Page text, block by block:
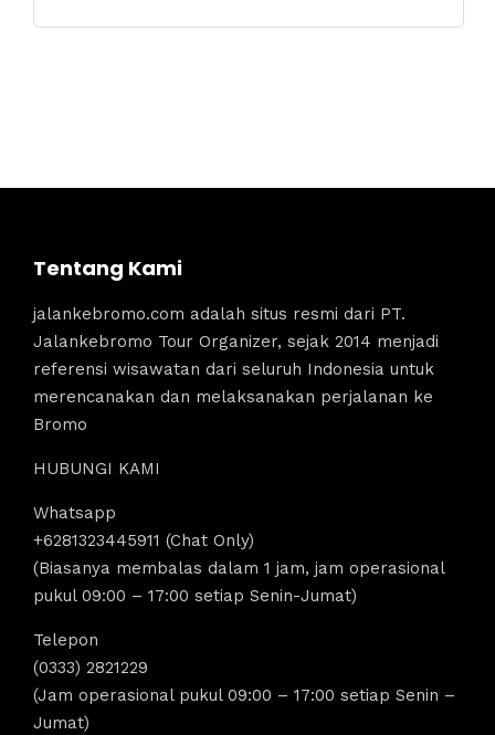
Tentang Kami
jalankebromo.com adalah situs resmi dari PT.
Jalankebromo Tour Organizer, sejak 2014 menjadi
referensi wisawatan dari seluruh Indonesia untuk
merencanakan dan melaksanakan perjalanan ke
Bromo
HUBUNGI KAMI
Whatsapp
+6281323445911 (Chat Only)
(Biasanya membalas dalam 1 jam, jam operasional
pukul 09:00 – 17:00 setiap Senin-Jumat)
Telepon
(0333) 2821229
(Jam operasional pukul 09:00 – 17:00 setiap Senin –
Jumat)